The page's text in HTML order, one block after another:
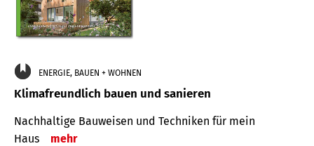
ENERGIE, BAUEN + WOHNEN
Klimafreundlich bauen und sanieren
Nachhaltige Bauweisen und Techniken für mein
Haus
mehr